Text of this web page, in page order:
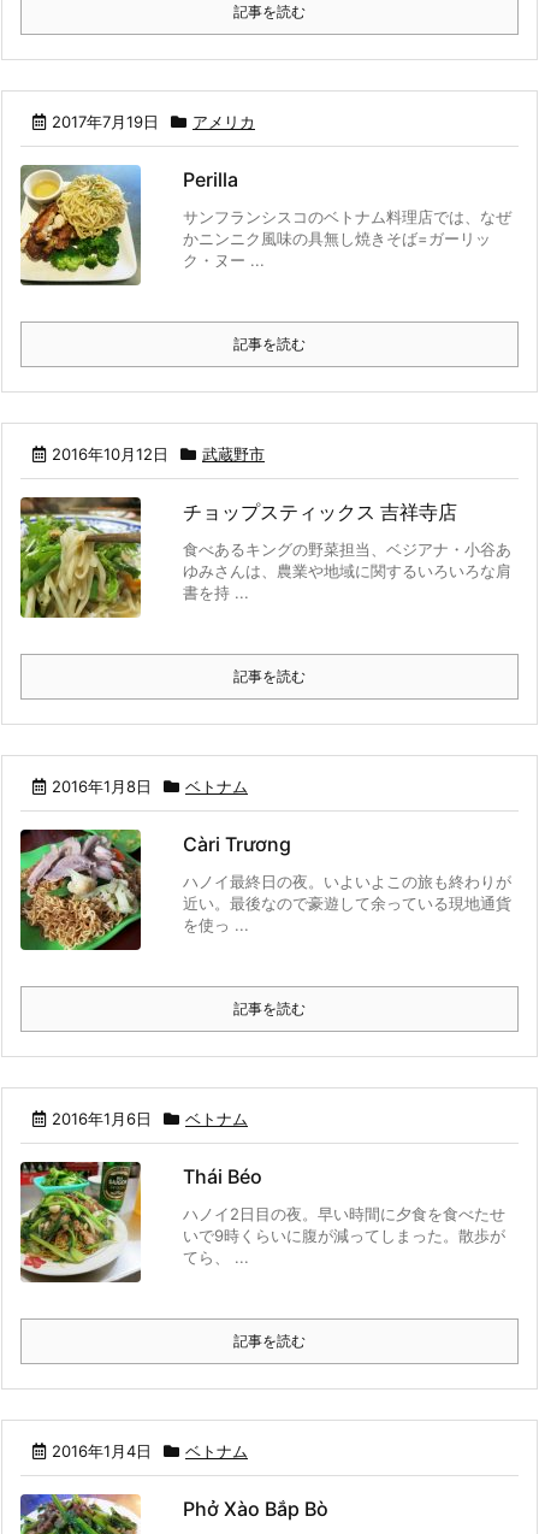
記事を読む
2017年7月19日 アメリカ
Perilla
サンフランシスコのベトナム料理店では、なぜ
かニンニク風味の具無し焼きそば=ガーリッ
ク・ヌー ...
記事を読む
2016年10月12日 武蔵野市
チョップスティックス 吉祥寺店
食べあるキングの野菜担当、ベジアナ・小谷あ
ゆみさんは、農業や地域に関するいろいろな肩
書を持 ...
記事を読む
2016年1月8日 ベトナム
Càri Trương
ハノイ最終日の夜。いよいよこの旅も終わりが
近い。最後なので豪遊して余っている現地通貨
を使っ ...
記事を読む
2016年1月6日 ベトナム
Thái Béo
ハノイ2日目の夜。早い時間に夕食を食べたせ
いで9時くらいに腹が減ってしまった。散歩が
てら、 ...
記事を読む
2016年1月4日 ベトナム
Phở Xào Bắp Bò